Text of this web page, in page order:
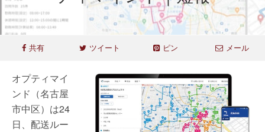
共有 ツイート ピン メール
オプティマイ
ンド（名古屋
市中区）は24
日、配送ルー